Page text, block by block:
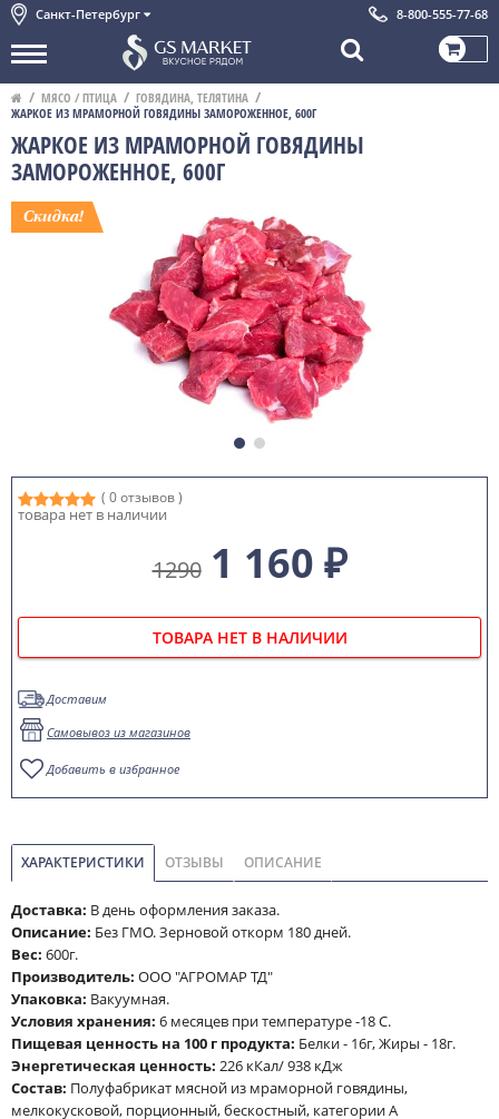
Санкт-Петербург 8-800-555-77-68
МЯСО / ПТИЦА
ГОВЯДИНА, ТЕЛЯТИНА
ЖАРКОЕ ИЗ МРАМОРНОЙ ГОВЯДИНЫ ЗАМОРОЖЕННОЕ, 600Г
ЖАРКОЕ ИЗ МРАМОРНОЙ ГОВЯДИНЫ
ЗАМОРОЖЕННОЕ, 600Г
( 0 отзывов )
товара нет в наличии
1290 1 160 ₽
ТОВАРА НЕТ В НАЛИЧИИ
Доставим
Самовывоз из магазинов
Добавить в избранное
ХАРАКТЕРИСТИКИ ОТЗЫВЫ ОПИСАНИЕ
Доставка: В день оформления заказа.
Описание: Без ГМО. Зерновой откорм 180 дней.
Вес: 600г.
Производитель: ООО "АГРОМАР ТД"
Упаковка: Вакуумная.
Условия хранения: 6 месяцев при температуре -18 С.
Пищевая ценность на 100 г продукта: Белки - 16г, Жиры - 18г.
Энергетическая ценность: 226 кКал/ 938 кДж
Cостав: Полуфабрикат мясной из мраморной говядины,
мелкокусковой, порционный, бескостный, категории А